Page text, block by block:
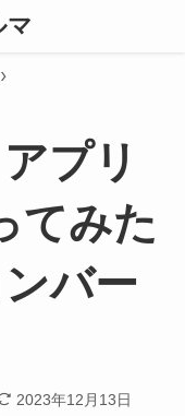
マ
プリ
てみた
バー
2023年12月13日